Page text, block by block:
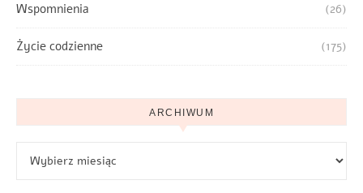
Wspomnienia (26)
Życie codzienne (175)
ARCHIWUM